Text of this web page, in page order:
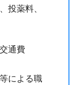
投薬料、
通費
による職